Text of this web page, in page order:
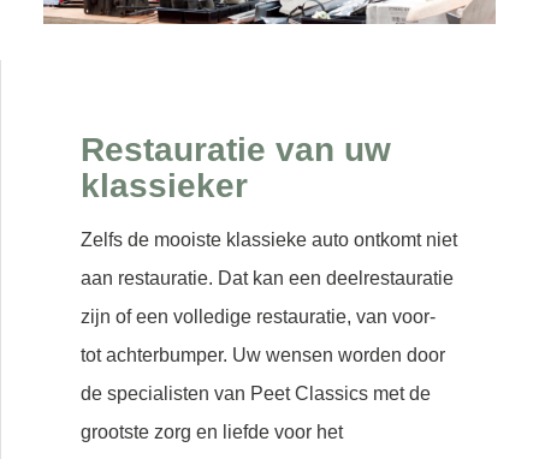
Restauratie van uw
klassieker
Zelfs de mooiste klassieke auto ontkomt niet
aan restauratie. Dat kan een deelrestauratie
zijn of een volledige restauratie, van voor-
tot achterbumper. Uw wensen worden door
de specialisten van Peet Classics met de
grootste zorg en liefde voor het